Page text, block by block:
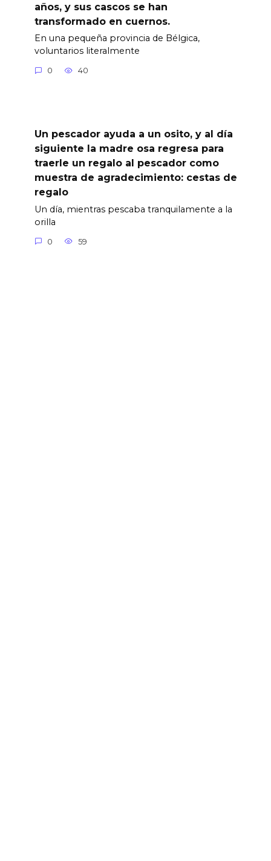
años, y sus cascos se han
transformado en cuernos.
En una pequeña provincia de Bélgica,
voluntarios literalmente
0 40
Un pescador ayuda a un osito, y al día
siguiente la madre osa regresa para
traerle un regalo al pescador como
muestra de agradecimiento: cestas de
regalo
Un día, mientras pescaba tranquilamente a la
orilla
0 59